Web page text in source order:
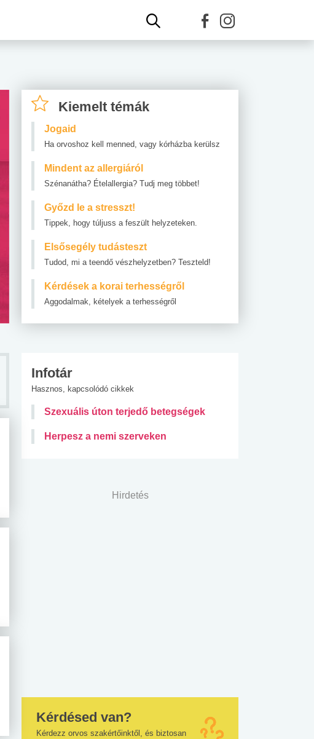
Kiemelt témák
Jogaid
Ha orvoshoz kell menned, vagy kórházba kerülsz
Mindent az allergiáról
Szénanátha? Ételallergia? Tudj meg többet!
Győzd le a stresszt!
Tippek, hogy túljuss a feszült helyzeteken.
Elsősegély tudásteszt
Tudod, mi a teendő vészhelyzetben? Teszteld!
Kérdések a korai terhességről
Aggodalmak, kételyek a terhességről
Infotár
Hasznos, kapcsolódó cikkek
Szexuális úton terjedő betegségek
Herpesz a nemi szerveken
Hirdetés
Kérdésed van?
Kérdezz orvos szakértőinktől, és biztosan